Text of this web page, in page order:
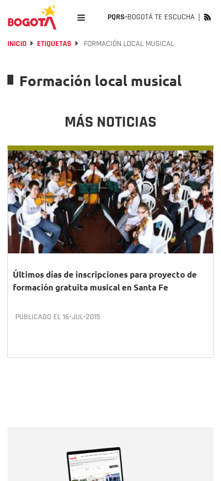
PQRS-BOGOTÁ TE ESCUCHA
INICIO ETIQUETAS FORMACIÓN LOCAL MUSICAL
Formación local musical
MÁS NOTICIAS
Últimos días de inscripciones para proyecto de
formación gratuita musical en Santa Fe
PUBLICADO EL16•JUL•2015
Correo electrónico